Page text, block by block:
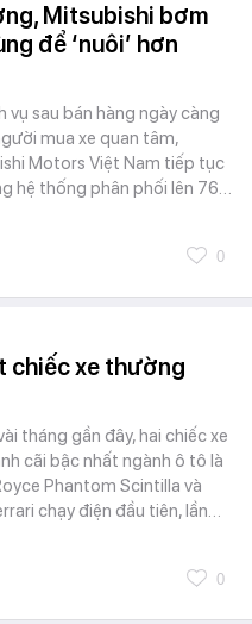
Mitsubishi bơm
để ‘nuôi’ hơn
vụ sau bán hàng ngày càng
mua xe quan tâm,
Motors Việt Nam tiếp tục
hệ thống phân phối lên 76…
0
chiếc xe thường
tháng gần đây, hai chiếc xe
cãi bậc nhất ngành ô tô là
Phantom Scintilla và
chạy điện đầu tiên, lần…
0